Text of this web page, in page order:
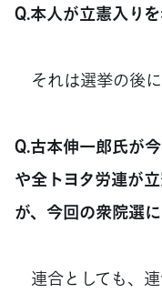
Q.本人が立憲入り
それは選挙の後に
Q.古本伸一郎氏が
や全トヨタ労連が
が、今回の衆院選
連合としても、